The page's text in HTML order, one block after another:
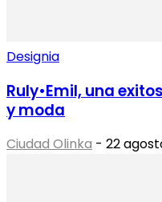
Designia
Ruly•Emil, una
y moda
Ciudad Olinka - 22